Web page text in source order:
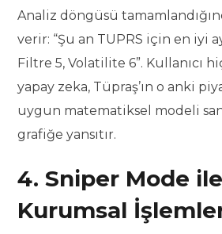
Analiz döngüsü
verir: “Şu an TUPRS için en iyi
Filtre 5, Volatilite 6”. Kullanıcı
yapay zeka, Tüpraş’ın o anki
uygun matematiksel modeli
grafiğe yansıtır.
4. Sniper Mode ile
Kurumsal